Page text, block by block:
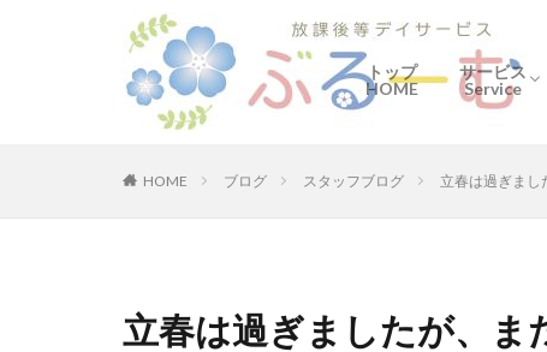
トップ
HOME
サービス
Service
HOME ブログ スタッフブログ 立春は過ぎまし
立春は過ぎましたが、ま